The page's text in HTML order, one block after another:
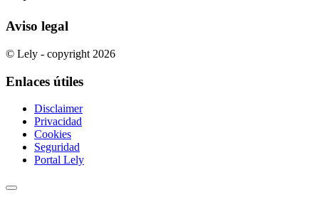
Aviso legal
© Lely - copyright 2026
Enlaces útiles
Disclaimer
Privacidad
Cookies
Seguridad
Portal Lely